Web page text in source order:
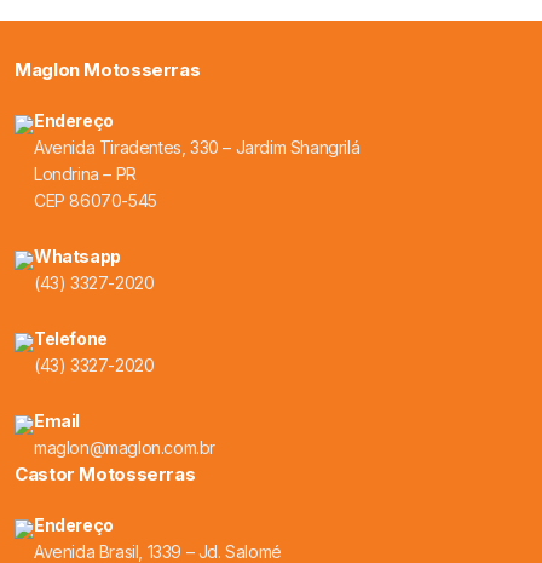
Maglon Motosserras
Endereço
Avenida Tiradentes, 330 – Jardim Shangrilá
Londrina – PR
CEP 86070-545
Whatsapp
(43) 3327-2020
Telefone
(43) 3327-2020
Email
maglon@maglon.com.br
Castor Motosserras
Endereço
Avenida Brasil, 1339 – Jd. Salomé